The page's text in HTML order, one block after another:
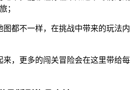
；
图都不一样，在挑战中带来的玩法内
来，更多的闯关冒险会在这里带给每